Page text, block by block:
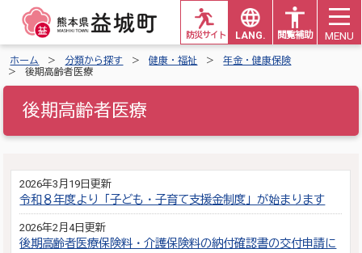
LANG. 閲覧補助
防災サイト MENU
ホーム 分類から探す 健康・福祉
年金・健康保険
後期高齢者医療
後期高齢者医療
2026年3月19日更新
令和８年度より「子ども・子育て支援金制度」が始まります
2026年2月4日更新
後期高齢者医療保険料・介護保険料の納付確認書の交付申請に